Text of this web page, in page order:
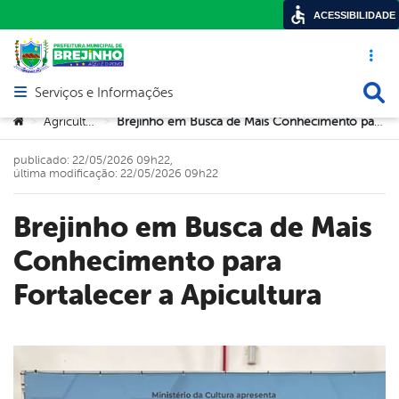
Acesso
Abrir menu principal de navegação
Serviços e Informações
Você está aqui:
> Agricultura > Brejinho em Busca de Mais Conhecimento para Fortalecer a Apicultura
Brejinho em Busca de Mais
Conhecimento para
Fortalecer a Apicultura
publicado: 22/05/2026 09h22,
última modificação: 22/05/2026 09h22
ACESSIBILIDADE